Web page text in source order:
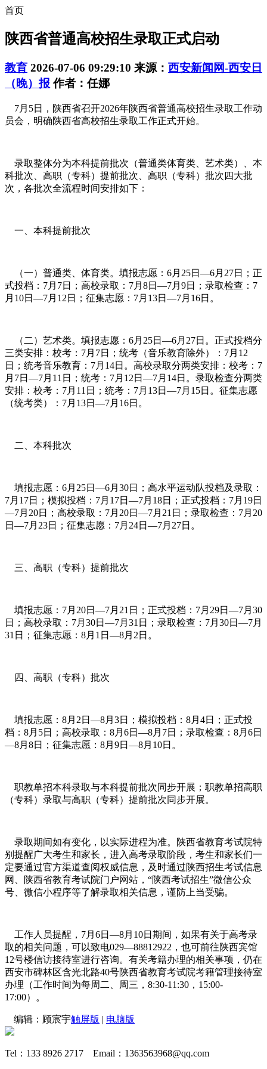
首页
陕西省普通高校招生录取正式启动
教育 2026-07-06 09:29:10 来源： 西安新闻网-西安日
（晚）报 作者：任娜
7月5日，陕西省召开2026年陕西省普通高校招生录取工作动
员会，明确陕西省高校招生录取工作正式开始。
录取整体分为本科提前批次（普通类体育类、艺术类）、本
科批次、高职（专科）提前批次、高职（专科）批次四大批
次，各批次全流程时间安排如下：
一、本科提前批次
（一）普通类、体育类。填报志愿：6月25日—6月27日；正
式投档：7月7日；高校录取：7月8日—7月9日；录取检查：7
月10日—7月12日；征集志愿：7月13日—7月16日。
（二）艺术类。填报志愿：6月25日—6月27日。正式投档分
三类安排：校考：7月7日；统考（音乐教育除外）：7月12
日；统考音乐教育：7月14日。高校录取分两类安排：校考：7
月7日—7月11日；统考：7月12日—7月14日。录取检查分两类
安排：校考：7月11日；统考：7月13日—7月15日。征集志愿
（统考类）：7月13日—7月16日。
二、本科批次
填报志愿：6月25日—6月30日；高水平运动队投档及录取：
7月17日；模拟投档：7月17日—7月18日；正式投档：7月19日
—7月20日；高校录取：7月20日—7月21日；录取检查：7月20
日—7月23日；征集志愿：7月24日—7月27日。
三、高职（专科）提前批次
填报志愿：7月20日—7月21日；正式投档：7月29日—7月30
日；高校录取：7月30日—7月31日；录取检查：7月30日—7月
31日；征集志愿：8月1日—8月2日。
四、高职（专科）批次
填报志愿：8月2日—8月3日；模拟投档：8月4日；正式投
档：8月5日；高校录取：8月6日—8月7日；录取检查：8月6日
—8月8日；征集志愿：8月9日—8月10日。
职教单招本科录取与本科提前批次同步开展；职教单招高职
（专科）录取与高职（专科）提前批次同步开展。
录取期间如有变化，以实际进程为准。陕西省教育考试院特
别提醒广大考生和家长，进入高考录取阶段，考生和家长们一
定要通过官方渠道查阅权威信息，及时通过陕西招生考试信息
网、陕西省教育考试院门户网站，“陕西考试招生”微信公众
号、微信小程序等了解录取相关信息，谨防上当受骗。
工作人员提醒，7月6日—8月10日期间，如果有关于高考录
取的相关问题，可以致电029—88812922，也可前往陕西宾馆
12号楼信访接待室进行咨询。有关考籍办理的相关事项，仍在
西安市碑林区含光北路40号陕西省教育考试院考籍管理接待室
办理（工作时间为每周二、周三，8:30-11:30，15:00-
17:00）。
编辑：顾宸宇触屏版 | 电脑版
Tel：133 8926 2717 Email：1363563968@qq.com